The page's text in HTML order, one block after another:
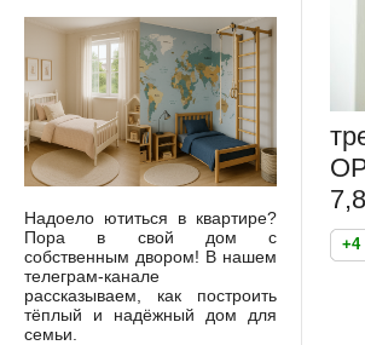
+4
Надоело ютиться в квартире?
Пора в свой дом с
собственным двором! В нашем
телеграм-канале
рассказываем, как построить
тёплый и надёжный дом для
семьи.